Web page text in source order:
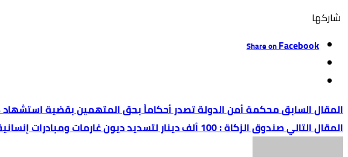
‫‫ شاركها‬
Share onFacebook
محكمة أمن الدولة تصدر أحكاماً بحق المتهمين بقضية استشهاد 4 عسكريين
صندوق الزكاة : 100 ألف دينار لتسديد ديون غارمات ومبادرات إنسانية قبيل العيد